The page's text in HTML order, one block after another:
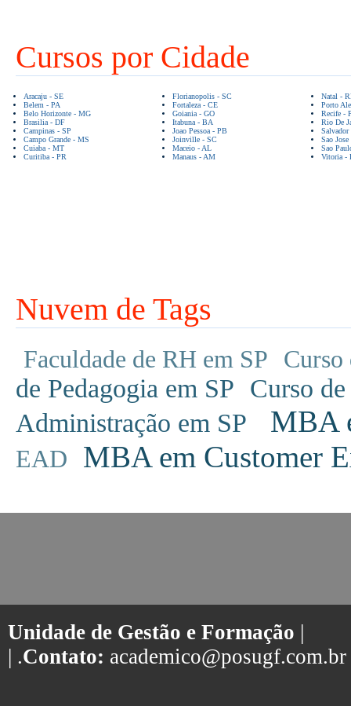
Cursos por Cidade
Aracaju - SE
Belem - PA
Belo Horizonte - MG
Brasilia - DF
Campinas - SP
Campo Grande - MS
Cuiaba - MT
Curitiba - PR
Florianopolis - SC
Fortaleza - CE
Goiania - GO
Itabuna - BA
Joao Pessoa - PB
Joinville - SC
Maceio - AL
Manaus - AM
Natal -
Porto
Recife -
Rio De
Sao
Sao
Vitoria -
Nuvem de Tags
Faculdade de RH em SP Curso
de Pedagogia em SP Curso
Administração em SP
MBA
EAD MBA em Customer
Unidade de Gestão e Formação |
| .Contato: academico@posugf.com.br